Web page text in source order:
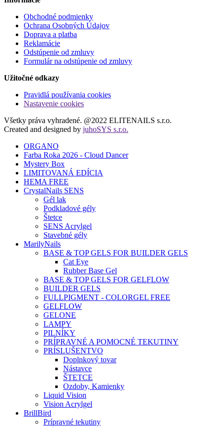
Obchodné podmienky
Ochrana Osobných Údajov
Doprava a platba
Reklamácie
Odstúpenie od zmluvy
Formulár na odstúpenie od zmluvy
Užitočné odkazy
Pravidlá používania cookies
Nastavenie cookies
Všetky práva vyhradené. @2022 ELITENAILS s.r.o.
Created and designed by juhoSYS s.r.o.
ORGANO
Farba Roka 2026 - Cloud Dancer
Mystery Box
LIMITOVANÁ EDÍCIA
HEMA FREE
CrystalNails SENS
Gél lak
Podkladové gély
Štetce
SENS Acrylgel
Stavebné gély
MarilyNails
BASE & TOP GELS FOR BUILDER GELS
Cat Eye
Rubber Base Gel
BASE & TOP GELS FOR GELFLOW
BUILDER GELS
FULLPIGMENT - COLORGEL FREE
GELFLOW
GELONE
LAMPY
PILNÍKY
PRÍPRAVNÉ A POMOCNÉ TEKUTINY
PRÍSLUŠENTVO
Doplnkový tovar
Nástavce
ŠTETCE
Ozdoby, Kamienky
Liquid Vision
Vision Acrylgel
BrillBird
Prípravné tekutiny